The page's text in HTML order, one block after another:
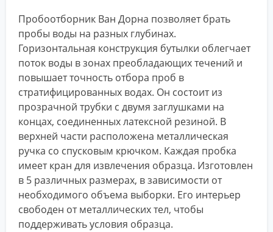
Пробоотборник Ван Дорна позволяет брать
пробы воды на разных глубинах.
Горизонтальная конструкция бутылки облегчает
поток воды в зонах преобладающих течений и
повышает точность отбора проб в
стратифицированных водах. Он состоит из
прозрачной трубки с двумя заглушками на
концах, соединенных латексной резиной. В
верхней части расположена металлическая
ручка со спусковым крючком. Каждая пробка
имеет кран для извлечения образца. Изготовлен
в 5 различных размерах, в зависимости от
необходимого объема выборки. Его интерьер
свободен от металлических тел, чтобы
поддерживать условия образца.